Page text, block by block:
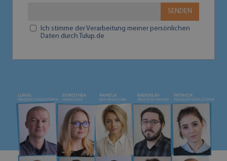
SENDEN
Ich stimme der Verarbeitung meiner persönlichen
Daten durch Tulup.de